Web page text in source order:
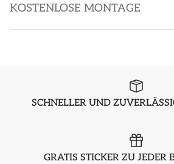
KOSTENLOSE MONTAGE
SCHNELLER UND
GRATIS STICKER ZU JEDER